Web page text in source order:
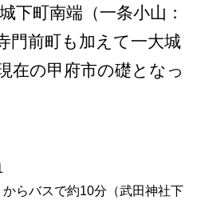
下町南端（一条小山：
門前町も加えて一大城
在の甲府市の礎となっ
らバスで約10分（武田神社下